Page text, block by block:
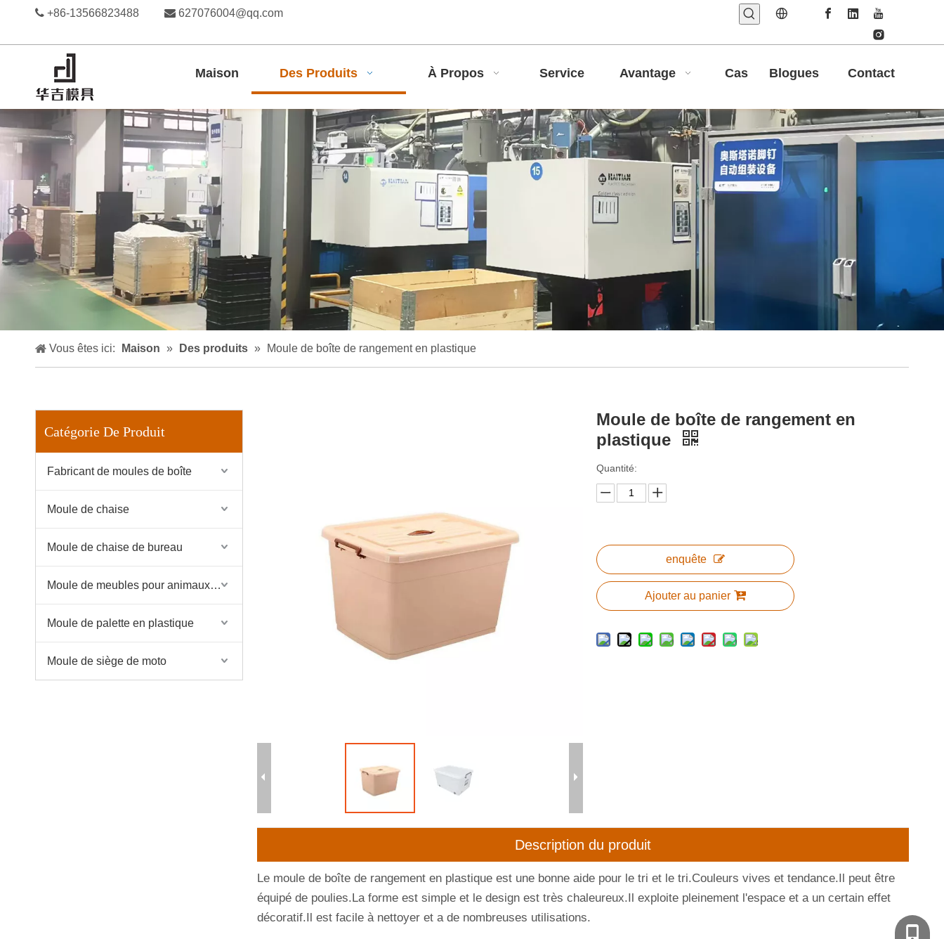
 +86-13566823488  627076004@qq.com
Maison Des Produits À Propos Service Avantage Cas Blogues Contact
Vous êtes ici: Maison » Des produits » Moule de boîte de rangement en plastique
Catégorie De Produit
Fabricant de moules de boîte
Moule de chaise
Moule de chaise de bureau
Moule de meubles pour animaux de compagnie
Moule de palette en plastique
Moule de siège de moto
Moule de boîte de rangement en
plastique
Quantité:
enquête
Ajouter au panier
Description du produit
Le moule de boîte de rangement en plastique est une bonne aide pour le tri et le tri.Couleurs vives et tendance.Il peut être
équipé de poulies.La forme est simple et le design est très chaleureux.Il exploite pleinement l'espace et a un certain effet
décoratif.Il est facile à nettoyer et a de nombreuses utilisations.
+86-